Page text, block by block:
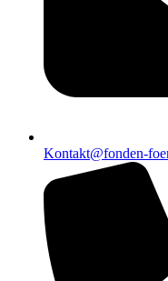
Kontakt@fonden-